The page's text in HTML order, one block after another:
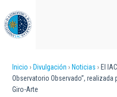
al
contenido
principal
Sobrescribir
enlaces
Inicio Divulgación Noticias
El
Observatorio Observado”,
Giro-Arte